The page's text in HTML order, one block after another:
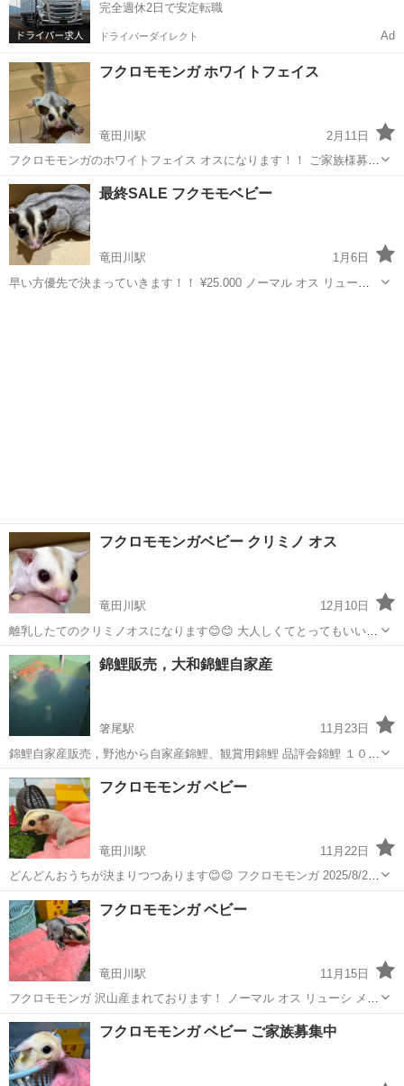
完全週休2日で安定転職
ドライバーダイレクト Ad
フクロモモンガ ホワイトフェイス
竜田川駅
2月11日
フクロモモンガのホワイトフェイス オスになります！！ ご家族様募集
しております！ 離乳してしっかりご飯も食べてくれてます😊😊 お問
い合わせお待ちしております！！ すぐお迎え可能です！
奈良 生駒郡 竜田川駅 ペットショップ
最終SALE フクモモベビー
竜田川駅
1月6日
早い方優先で決まっていきます！！ ¥25.000 ノーマル オス リューシ
フクロモモンガベビー クリミノ オス
竜田川駅
12月10日
離乳したてのクリミノオスになります😊😊 大人しくてとってもいい子
です😊 本日お迎えも可能です！ お問い合わせお待ちしております！
他にもノーマル、プラチナ、モザイク(ホワイトテール)等いております
🍀
奈良 生駒郡 竜田川駅 ペットショップ
錦鯉販売，大和錦鯉自家産
箸尾駅
11月23日
錦鯉自家産販売，野池から自家産錦鯉、観賞用錦鯉 品評会錦鯉 １０
cmから80センチ錦鯉 錦鯉池施工管理までお任せ下さい 0754521166ま
でお気軽にお問い合わせ下さい。
奈良 北葛城郡 ペットショップ
フクロモモンガ ベビー
竜田川駅
11月22日
どんどんおうちが決まりつつあります😊😊 フクロモモンガ 2025/8/27
プラチナ メス 2025/9/30 ホワイトフェイス オス 2025/10/18 モザイク
ホワイトテール オス 本日もお迎え可能です😊😊 是非お...
奈良 生駒郡 竜田川駅 ペットショップ
フクロモモンガ ベビー
竜田川駅
11月15日
フクロモモンガ 沢山産まれております！ ノーマル オス リューシ メス
ホワイトフェイス オス プラチナ メス モザイク オス(ホワイトテール)
まだまだ離乳して少ししか経っておりません！ お問い合わせお待ちし
ております...
奈良 生駒郡 竜田川駅 ペットショップ フクロモモンガ
フクロモモンガ ベビー ご家族募集中